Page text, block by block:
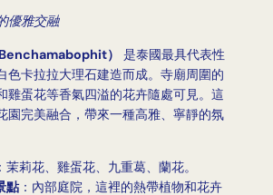
優雅交融
）
是泰國最具代表性
色卡拉拉大理石建造而成。寺廟周圍的
雞蛋花等香氣四溢的花卉隨處可見。這
園完美融合，帶來一種高雅、寧靜的氛
茉莉花、雞蛋花、九重葛、蘭花。
點：內部庭院，這裡的熱帶植物和花卉